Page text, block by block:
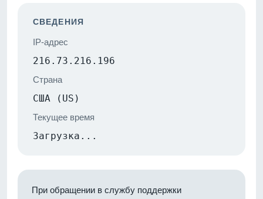
СВЕДЕНИЯ
IP-адрес
216.73.216.196
Страна
США (US)
Текущее время
Загрузка...
При обращении в службу поддержки